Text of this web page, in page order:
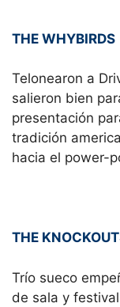
THE WHYBIRDS
Telonearon a
salieron bien
presentación
tradición
hacia el power-
THE
Trío sueco
de sala y